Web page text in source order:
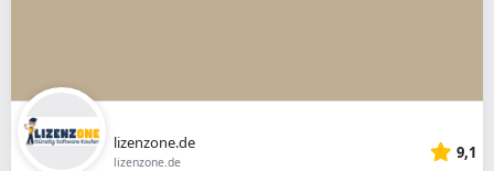
lizenzone.de
lizenzone.de 9,1